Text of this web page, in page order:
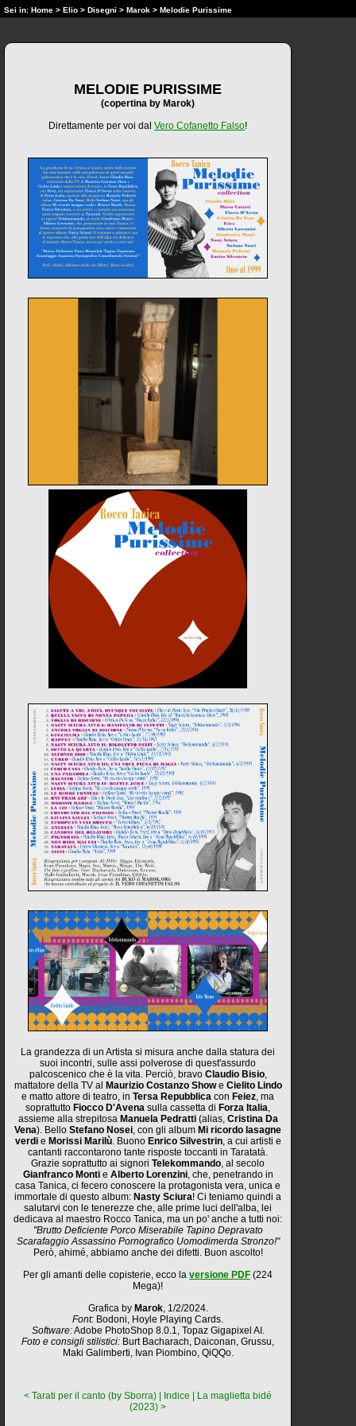
Sei in: Home > Elio > Disegni > Marok > Melodie Purissime
MELODIE PURISSIME
(copertina by Marok)
Direttamente per voi dal Vero Cofanetto Falso!
La grandezza di un Artista si misura anche dalla statura dei
suoi incontri, sulle assi polverose di quest'assurdo
palcoscenico che è la vita. Perciò, bravo Claudio Bisio,
mattatore della TV al Maurizio Costanzo Showe Cielito Lindo
e matto attore di teatro, in Tersa Repubblica con Feiez, ma
soprattutto Fiocco D'Avena sulla cassetta di Forza Italia,
assieme alla strepitosa Manuela Pedratti(alias, Cristina Da
Vena). Bello Stefano Nosei, con gli album Mi ricordo lasagne
verdie Morissi Marilù. Buono Enrico Silvestrin, a cui artisti e
cantanti raccontarono tante risposte toccanti in Taratatà.
Grazie soprattutto ai signori Telekommando, al secolo
Gianfranco Montie Alberto Lorenzini, che, penetrando in
casa Tanica, ci fecero conoscere la protagonista vera, unica e
immortale di questo album: Nasty Sciura! Ci teniamo quindi a
salutarvi con le tenerezze che, alle prime luci dell'alba, lei
dedicava al maestro Rocco Tanica, ma un po' anche a tutti noi:
"Brutto Deficiente Porco Miserabile Tapino Depravato
Scarafaggio Assassino Pornografico Uomodimerda Stronzo!"
Però, ahimé, abbiamo anche dei difetti. Buon ascolto!
Per gli amanti delle copisterie, ecco la versione PDF (224
Mega)!
Grafica by Marok, 1/2/2024.
Font: Bodoni, Hoyle Playing Cards.
Software:Adobe PhotoShop 8.0.1, Topaz Gigapixel AI.
Foto e consigli stilistici: Burt Bacharach, Daiconan, Grussu,
Maki Galimberti, Ivan Piombino, QiQQo.
< Tarati per il canto (by Sborra) Indice
La maglietta bidé
(2023) >